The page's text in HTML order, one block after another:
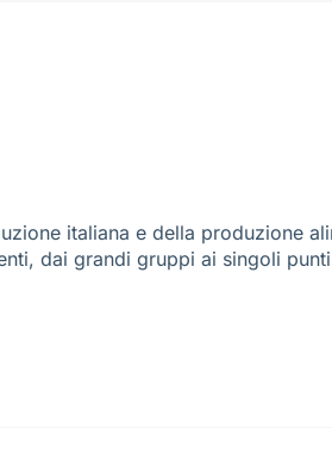
italiana e della produzione
dai grandi gruppi ai singoli